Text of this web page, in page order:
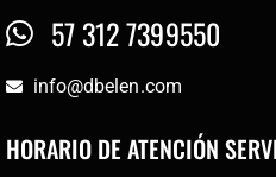
57 312 7399550
info@dbelen.com
HORARIO DE ATENCIÓN